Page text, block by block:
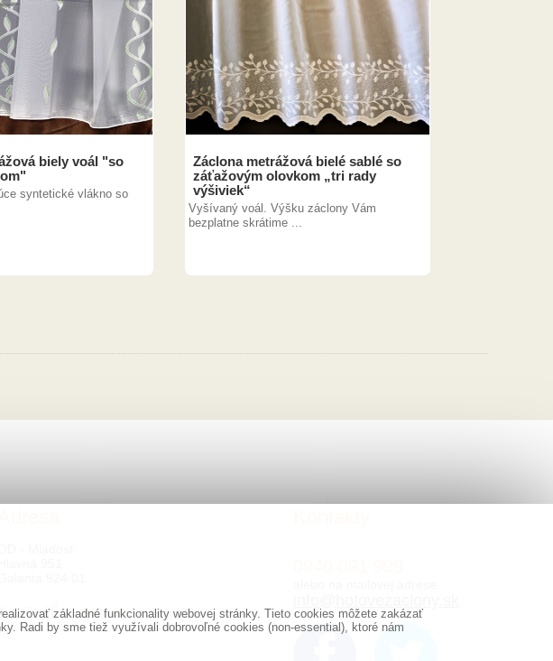
biely voál "so
syntetické vlákno so
Záclona metrážová bielé sablé so
záťažovým olovkom „tri rady
výšiviek“
Vyšívaný voál. Výšku záclony Vám
bezplatne skrátime ...
základné funkcionality webovej stránky. Tieto cookies môžete zakázať
Radi by sme tiež využívali dobrovoľné cookies (non-essential), ktoré nám